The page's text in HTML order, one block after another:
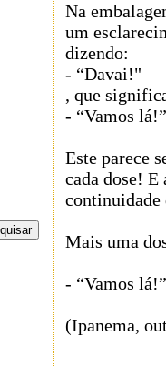
Na
um
dizendo:
- “Davai!"
, que
- “Vamos
Este parece
cada dose!
continuidade
Mais uma
- “Vamos
(Ipanema,